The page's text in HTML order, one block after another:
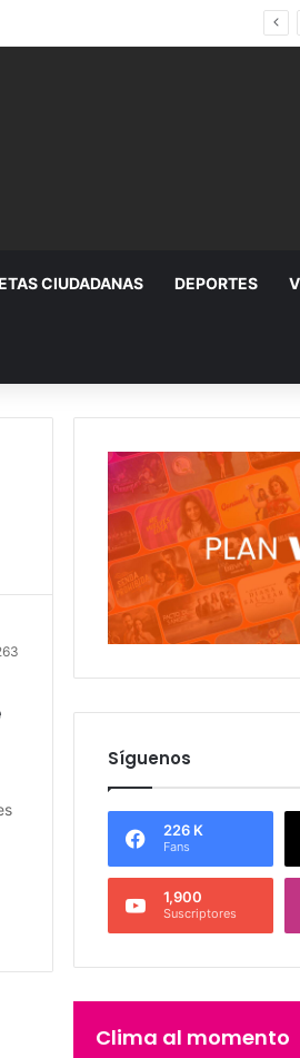
CIUDADANAS DEPORTES
Síguenos
226 K
Fans
1,900
Suscriptores
Clima al momento